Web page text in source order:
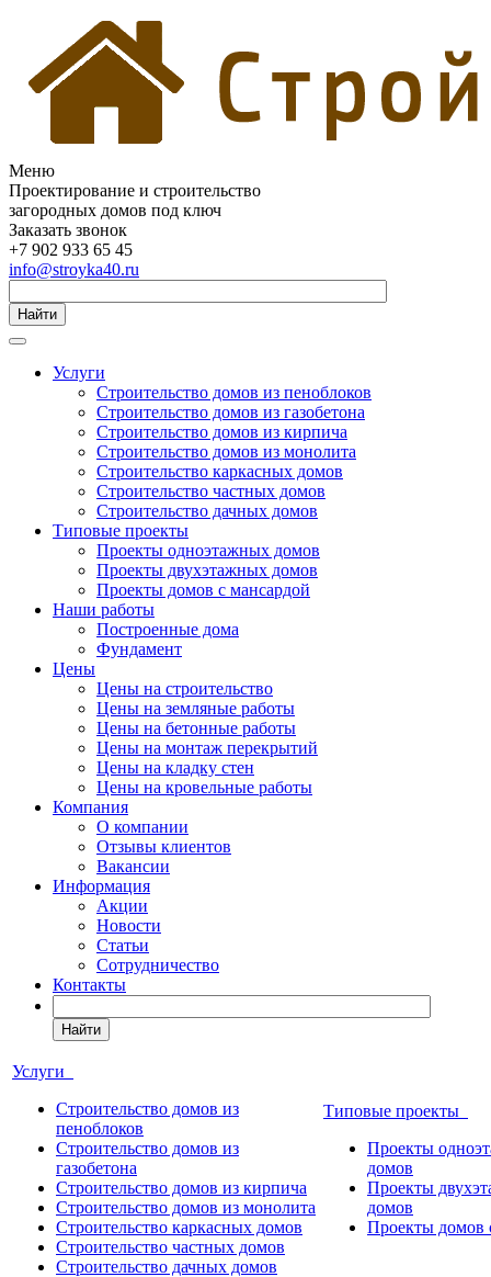
Меню
Проектирование и строительство
загородных домов под ключ
Заказать звонок
+7 902 933 65 45
info@stroyka40.ru
Найти
Услуги
Строительство домов из пеноблоков
Строительство домов из газобетона
Строительство домов из кирпича
Строительство домов из монолита
Строительство каркасных домов
Строительство частных домов
Строительство дачных домов
Типовые проекты
Проекты одноэтажных домов
Проекты двухэтажных домов
Проекты домов с мансардой
Наши работы
Построенные дома
Фундамент
Цены
Цены на строительство
Цены на земляные работы
Цены на бетонные работы
Цены на монтаж перекрытий
Цены на кладку стен
Цены на кровельные работы
Компания
О компании
Отзывы клиентов
Вакансии
Информация
Акции
Новости
Статьи
Сотрудничество
Контакты
Найти
Услуги
Строительство домов из
пеноблоков
Строительство домов из
газобетона
Строительство домов из кирпича
Строительство домов из монолита
Строительство каркасных домов
Строительство частных домов
Строительство дачных домов
Типовые проекты
Проекты
домов
Проекты
домов
Проекты домов